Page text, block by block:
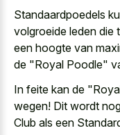
Standaardpoedels
volgroeide leden die
een hoogte van
de "Royal Poodle"
In feite kan de
wegen! Dit wordt
Club als een